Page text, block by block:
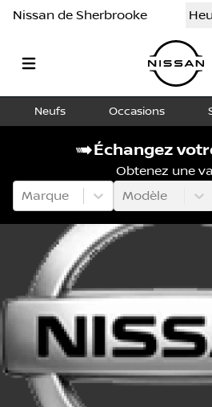
Nissan de Sherbrooke
Neufs Occasions
Échangez
Obtenez une
Marque
Modèle